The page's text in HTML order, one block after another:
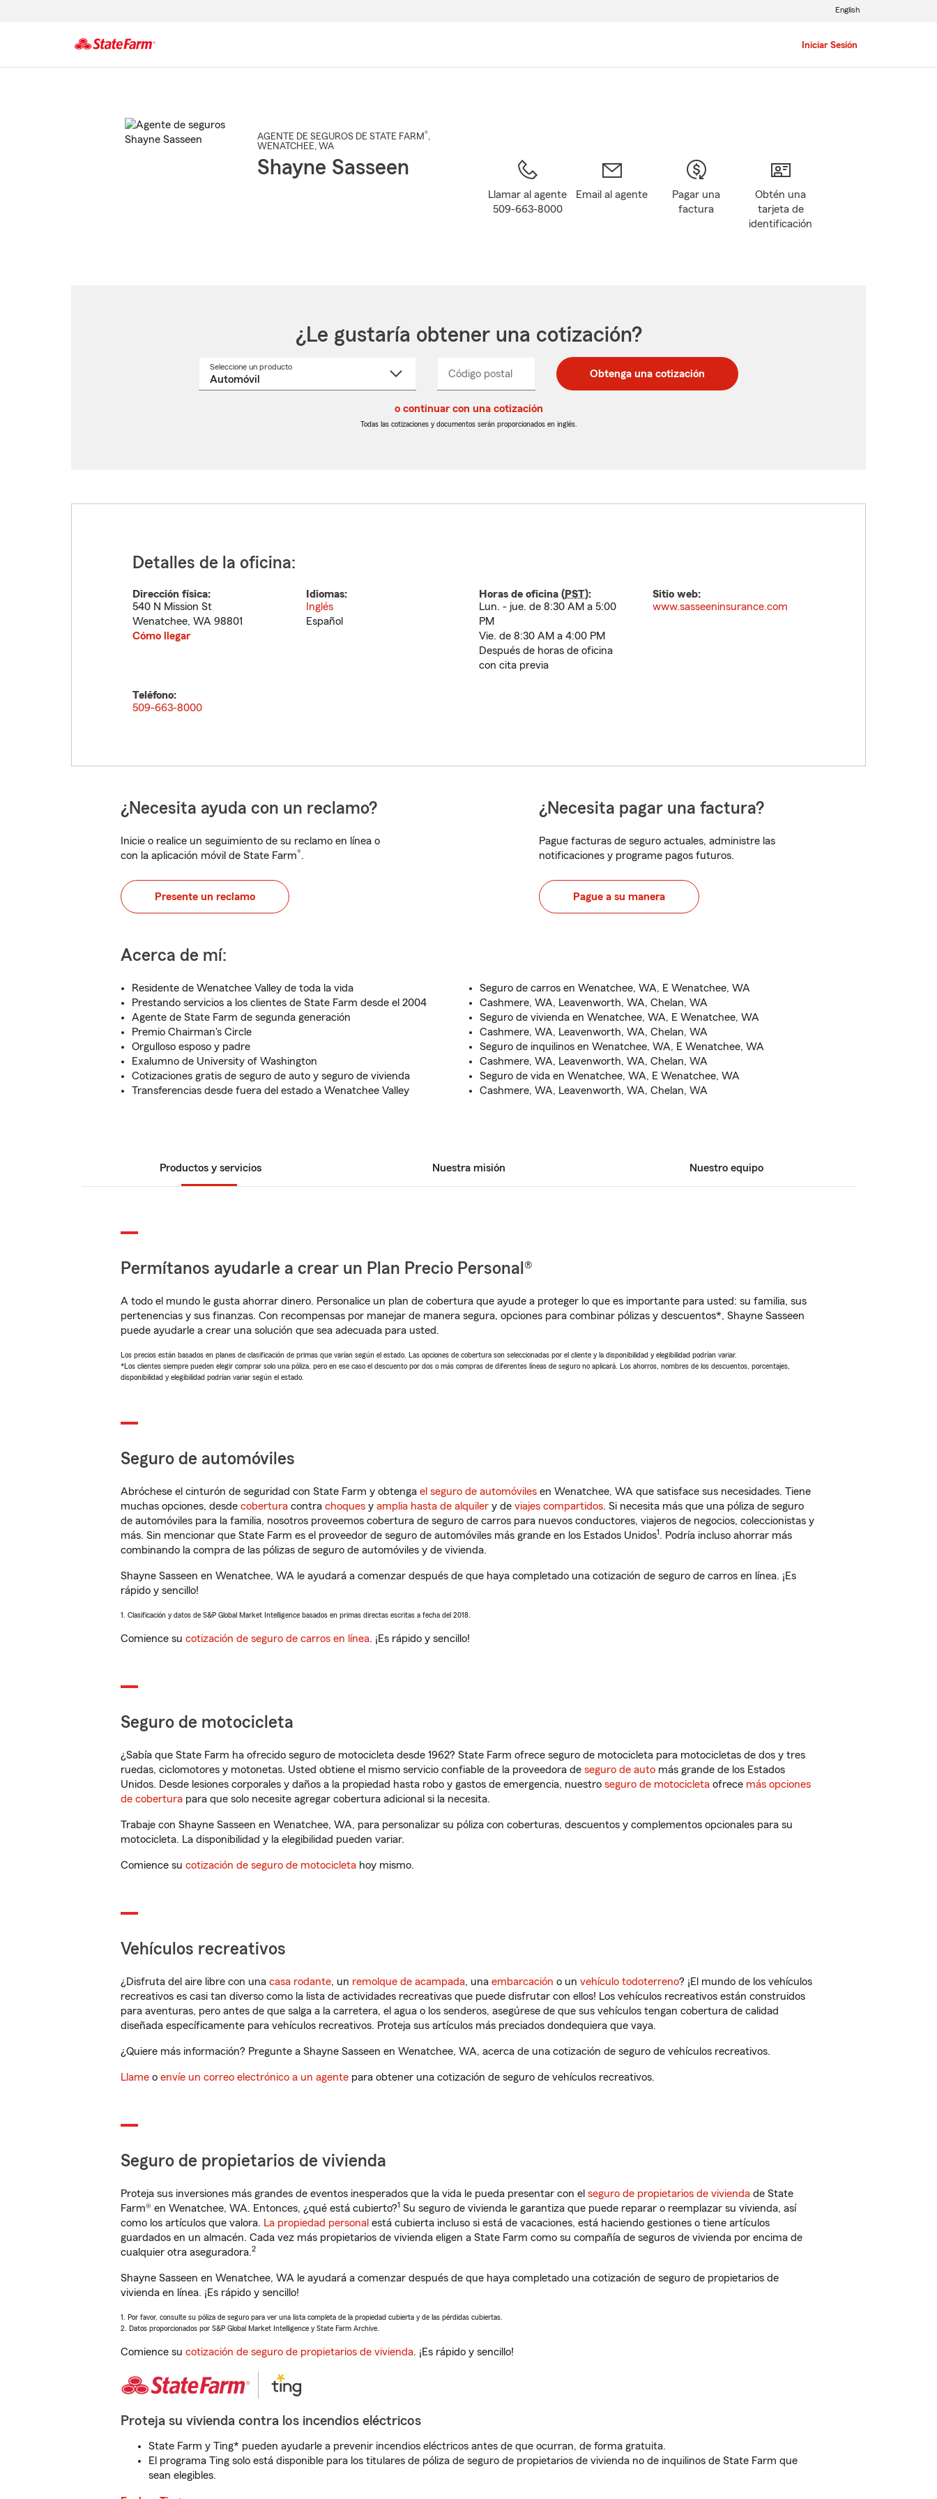
Iniciar Sesión
English
AGENTE DE SEGUROS DE STATE FARM®,
WENATCHEE, WA
Shayne Sasseen
Llamar al agente
509-663-8000
Email al agente
Pagar una
factura
Obtén una
tarjeta de
identificación
¿Le gustaría obtener una cotización?
Seleccione un productoSeleccione
Código postal
postal
de
postal
de
_____ Obtenga una cotización
o continuar con una cotización
Todas las cotizaciones y documentos serán proporcionados en inglés.
Detalles de la oficina:
Dirección física:
540 N Mission St
Wenatchee, WA 98801
Cómo llegar
Idiomas:
Inglés
Español
Horas de oficina (PST):
Lun. - jue. de 8:30 AM a 5:00
PM
Vie. de 8:30 AM a 4:00 PM
Después de horas de oficina
con cita previa
Sitio web:
www.sasseeninsurance.com
Teléfono:
509-663-8000
¿Necesita ayuda con un reclamo?
Inicie o realice un seguimiento de su reclamo en línea o
con la aplicación móvil de State Farm®.
Presente un reclamo
¿Necesita pagar una factura?
Pague facturas de seguro actuales, administre las
notificaciones y programe pagos futuros.
Pague a su manera
Acerca de mí:
Residente de Wenatchee Valley de toda la vida
Prestando servicios a los clientes de State Farm desde el 2004
Agente de State Farm de segunda generación
Premio Chairman's Circle
Orgulloso esposo y padre
Exalumno de University of Washington
Cotizaciones gratis de seguro de auto y seguro de vivienda
Transferencias desde fuera del estado a Wenatchee Valley
Seguro de carros en Wenatchee, WA, E Wenatchee, WA
Cashmere, WA, Leavenworth, WA, Chelan, WA
Seguro de vivienda en Wenatchee, WA, E Wenatchee, WA
Cashmere, WA, Leavenworth, WA, Chelan, WA
Seguro de inquilinos en Wenatchee, WA, E Wenatchee, WA
Cashmere, WA, Leavenworth, WA, Chelan, WA
Seguro de vida en Wenatchee, WA, E Wenatchee, WA
Cashmere, WA, Leavenworth, WA, Chelan, WA
Productos y servicios Nuestra misión Nuestro equipo
Permítanos ayudarle a crear un Plan Precio Personal®
A todo el mundo le gusta ahorrar dinero. Personalice un plan de cobertura que ayude a proteger lo que es importante para usted: su familia, sus
pertenencias y sus finanzas. Con recompensas por manejar de manera segura, opciones para combinar pólizas y descuentos*, Shayne Sasseen
puede ayudarle a crear una solución que sea adecuada para usted.
Los precios están basados en planes de clasificación de primas que varían según el estado. Las opciones de cobertura son seleccionadas por el cliente y la disponibilidad y elegibilidad podrían variar.
*Los clientes siempre pueden elegir comprar solo una póliza, pero en ese caso el descuento por dos o más compras de diferentes líneas de seguro no aplicará. Los ahorros, nombres de los descuentos, porcentajes,
disponibilidad y elegibilidad podrían variar según el estado.
Seguro de automóviles
Abróchese el cinturón de seguridad con State Farm y obtenga el seguro de automóviles en Wenatchee, WA que satisface sus necesidades. Tiene
muchas opciones, desde cobertura contra choques y amplia hasta de alquiler y de viajes compartidos. Si necesita más que una póliza de seguro
de automóviles para la familia, nosotros proveemos cobertura de seguro de carros para nuevos conductores, viajeros de negocios, coleccionistas y
más. Sin mencionar que State Farm es el proveedor de seguro de automóviles más grande en los Estados Unidos1. Podría incluso ahorrar más
combinando la compra de las pólizas de seguro de automóviles y de vivienda.
Shayne Sasseen en Wenatchee, WA le ayudará a comenzar después de que haya completado una cotización de seguro de carros en línea. ¡Es
rápido y sencillo!
1. Clasificación y datos de S&P Global Market Intelligence basados en primas directas escritas a fecha del 2018.
Comience su cotización de seguro de carros en línea. ¡Es rápido y sencillo!
Seguro de motocicleta
¿Sabía que State Farm ha ofrecido seguro de motocicleta desde 1962? State Farm ofrece seguro de motocicleta para motocicletas de dos y tres
ruedas, ciclomotores y motonetas. Usted obtiene el mismo servicio confiable de la proveedora de seguro de auto más grande de los Estados
Unidos. Desde lesiones corporales y daños a la propiedad hasta robo y gastos de emergencia, nuestro seguro de motocicleta ofrece más opciones
de cobertura para que solo necesite agregar cobertura adicional si la necesita.
Trabaje con Shayne Sasseen en Wenatchee, WA, para personalizar su póliza con coberturas, descuentos y complementos opcionales para su
motocicleta. La disponibilidad y la elegibilidad pueden variar.
Comience su cotización de seguro de motocicleta hoy mismo.
Vehículos recreativos
¿Disfruta del aire libre con una casa rodante, un remolque de acampada, una embarcación o un vehículo todoterreno? ¡El mundo de los vehículos
recreativos es casi tan diverso como la lista de actividades recreativas que puede disfrutar con ellos! Los vehículos recreativos están construidos
para aventuras, pero antes de que salga a la carretera, el agua o los senderos, asegúrese de que sus vehículos tengan cobertura de calidad
diseñada específicamente para vehículos recreativos. Proteja sus artículos más preciados dondequiera que vaya.
¿Quiere más información? Pregunte a Shayne Sasseen en Wenatchee, WA, acerca de una cotización de seguro de vehículos recreativos.
Llame o envíe un correo electrónico a un agente para obtener una cotización de seguro de vehículos recreativos.
Seguro de propietarios de vivienda
Proteja sus inversiones más grandes de eventos inesperados que la vida le pueda presentar con el seguro de propietarios de vivienda de State
Farm® en Wenatchee, WA. Entonces, ¿qué está cubierto?1 Su seguro de vivienda le garantiza que puede reparar o reemplazar su vivienda, así
como los artículos que valora. La propiedad personal está cubierta incluso si está de vacaciones, está haciendo gestiones o tiene artículos
guardados en un almacén. Cada vez más propietarios de vivienda eligen a State Farm como su compañía de seguros de vivienda por encima de
cualquier otra aseguradora.2
Shayne Sasseen en Wenatchee, WA le ayudará a comenzar después de que haya completado una cotización de seguro de propietarios de
vivienda en línea. ¡Es rápido y sencillo!
1. Por favor, consulte su póliza de seguro para ver una lista completa de la propiedad cubierta y de las pérdidas cubiertas.
2. Datos proporcionados por S&P Global Market Intelligence y State Farm Archive.
Comience su cotización de seguro de propietarios de vivienda. ¡Es rápido y sencillo!
Proteja su vivienda contra los incendios eléctricos
State Farm y Ting* pueden ayudarle a prevenir incendios eléctricos antes de que ocurran, de forma gratuita.
El programa Ting solo está disponible para los titulares de póliza de seguro de propietarios de vivienda no de inquilinos de State Farm que
sean elegibles.